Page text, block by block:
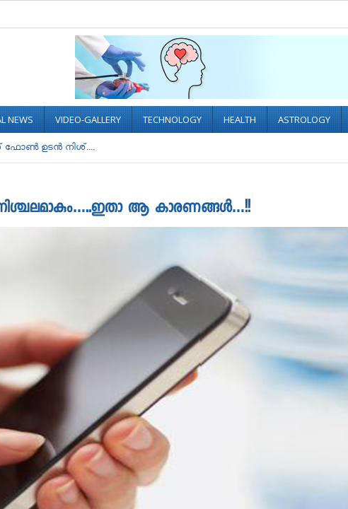
NEWS VIDEO-GALLERY TECHNOLOGY HEALTH ASTROLOGY
ഫോണ്‍ ഉടന്‍ നിശ്....
ആ കാരണങ്ങൾ…!!